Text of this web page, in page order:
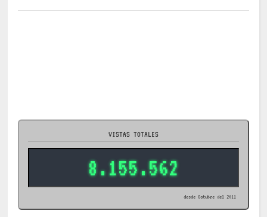
VISTAS TOTALES
8.155.562
desde Octubre del 2011